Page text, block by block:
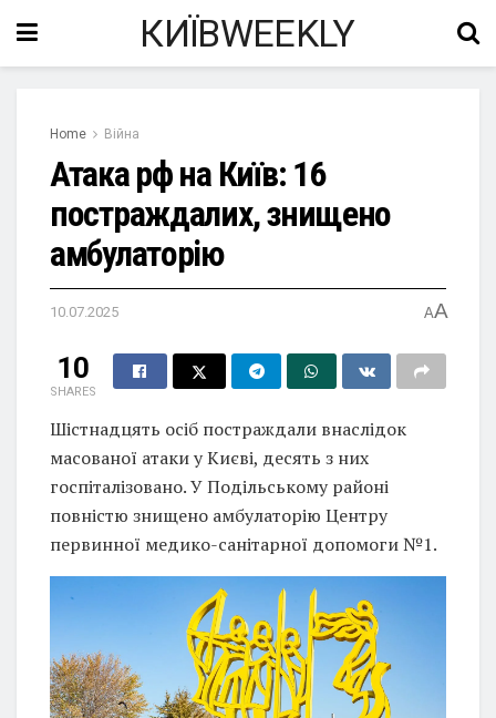
КИЇВWEEKLY
Home Війна
Атака рф на Київ: 16
постраждалих, знищено
амбулаторію
10.07.2025 AA
10
SHARES
Шістнадцять осіб постраждали внаслідок
масованої атаки у Києві, десять з них
госпіталізовано. У Подільському районі
повністю знищено амбулаторію Центру
первинної медико-санітарної допомоги №1.